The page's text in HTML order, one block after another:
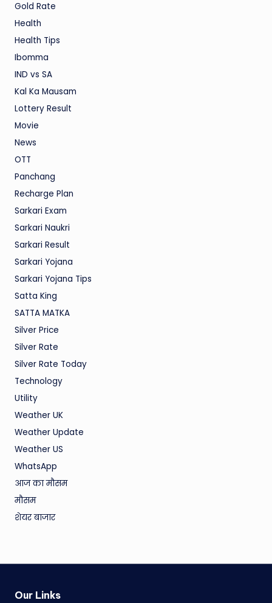
Gold Rate
Health
Health Tips
Ibomma
IND vs SA
Kal Ka Mausam
Lottery Result
Movie
News
OTT
Panchang
Recharge Plan
Sarkari Exam
Sarkari Naukri
Sarkari Result
Sarkari Yojana
Sarkari Yojana Tips
Satta King
SATTA MATKA
Silver Price
Silver Rate
Silver Rate Today
Technology
Utility
Weather UK
Weather Update
Weather US
WhatsApp
आज का मौसम
मौसम
शेयर बाजार
Our Links